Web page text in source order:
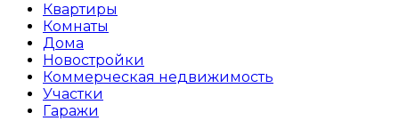
Квартиры
Комнаты
Дома
Новостройки
Коммерческая недвижимость
Участки
Гаражи